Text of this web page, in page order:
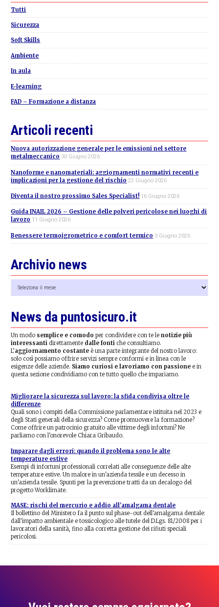
Sidebar
Tutti
Sicurezza
Soft Skills
Ambiente
In aula
E-learning
FAD – Formazione a distanza
Articoli recenti
Nuova autorizzazione generale per le emissioni nel settore
metalmeccanico 30 Giugno 2026
Nanoforme e nanomateriali: aggiornamenti normativi recenti e
implicazioni per la gestione del rischio 22 Giugno 2026
Diventa il nostro prossimo Sales Specialist! 16 Giugno 2026
Guida INAIL 2026 – Gestione delle polveri pericolose nei luoghi di
lavoro 11 Giugno 2026
Benessere termoigrometrico e comfort termico 3 Giugno 2026
Archivio news
news
News da puntosicuro.it
Un modo semplice e comodo per condividere con te lenotizie più
interessanti direttamente dalle fonti che consultiamo.
L’aggiornamento costante è una parte integrante del nostro lavoro:
solo così possiamo offrire servizi sempre conformi e in linea con le
esigenze delle aziende. Siamo curiosi e lavoriamo con passione e in
questa sezione condividiamo con te tutto quello che impariamo.
Migliorare la sicurezza sul lavoro: la sfida condivisa oltre le
differenze
Quali sono i compiti della Commissione parlamentare istituita nel 2023 e
degli Stati generali della sicurezza? Come promuovere la formazione?
Come offrire un patrocinio gratuito alle vittime degli infortuni? Ne
parliamo con l'onorevole Chiara Gribaudo.
Imparare dagli errori: quando il problema sono le alte
temperature estive
Esempi di infortuni professionali correlati alle conseguenze delle alte
temperature estive. Un malore in un'azienda tessile e un decesso in
un'azienda tessile. Spunti per la prevenzione tratti da un decalogo del
progetto Worklimate.
MASE: rischi del mercurio e addio all'amalgama dentale
Il bollettino del Ministero fa il punto sul phase-out dell'amalgama dentale:
dall'impatto ambientale e tossicologico alle tutele del D.Lgs. 81/2008 per i
lavoratori della sanità, fino alla corretta gestione dei rifiuti speciali
pericolosi.